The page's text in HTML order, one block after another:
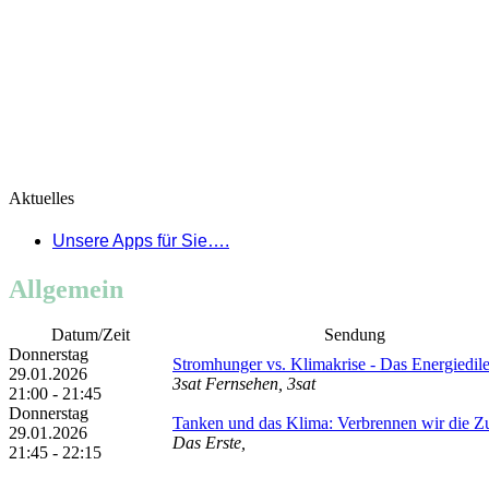
Aktuelles
Unsere Apps für Sie….
Allgemein
Datum/Zeit
Sendung
Donnerstag
29.01.2026
21:00 - 21:45
Stromhunger vs. Klimakrise - Das
3sat Fernsehen, 3sat
Donnerstag
29.01.2026
21:45 - 22:15
Tanken und das Klima: Verbrennen wir die
Das Erste,